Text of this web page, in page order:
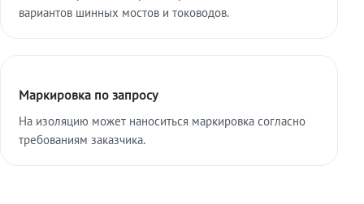
вариантов шинных мостов и тоководов.
Маркировка по запросу
На изоляцию может наноситься маркировка согласно
требованиям заказчика.